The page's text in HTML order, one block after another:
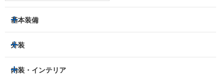
基本装備
パワーステアリング
エアコン：あり
外装
LEDヘッドライト
内装・インテリア